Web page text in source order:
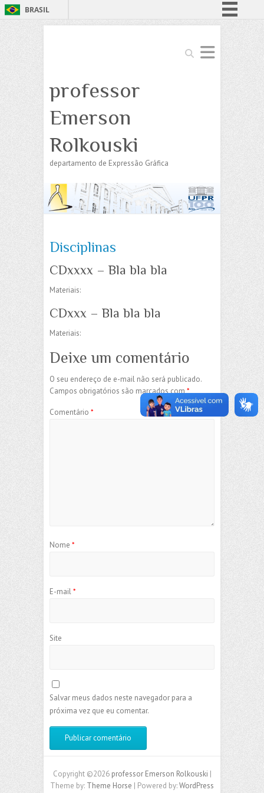
BRASIL
Simplifique!
Comunica BR
Search
professor
Emerson
Rolkouski
departamento de Expressão Gráfica
Disciplinas
CDxxxx – Bla bla bla
Materiais:
CDxxx – Bla bla bla
Materiais:
Deixe um comentário
O seu endereço de e-mail não será publicado.
Campos obrigatórios são marcados com*
Comentário *
Nome *
E-mail*
Site
Salvar meus dados neste navegador para a
próxima vez que eu comentar.
Copyright ©2026 professor Emerson Rolkouski |
Theme by: Theme Horse | Powered by:WordPress